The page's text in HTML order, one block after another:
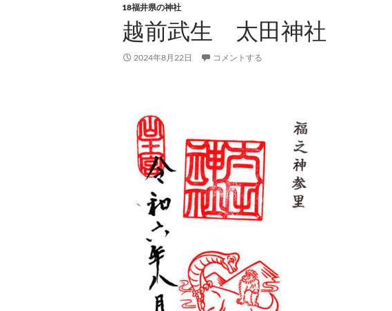
18福井県の神社
越前武生 太田神社
2024年8月22日 コメントする